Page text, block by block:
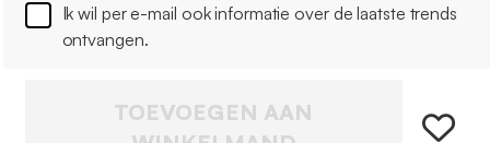
Ik wil per e-mail ook informatie over de laatste trends
ontvangen.
TOEVOEGEN AAN